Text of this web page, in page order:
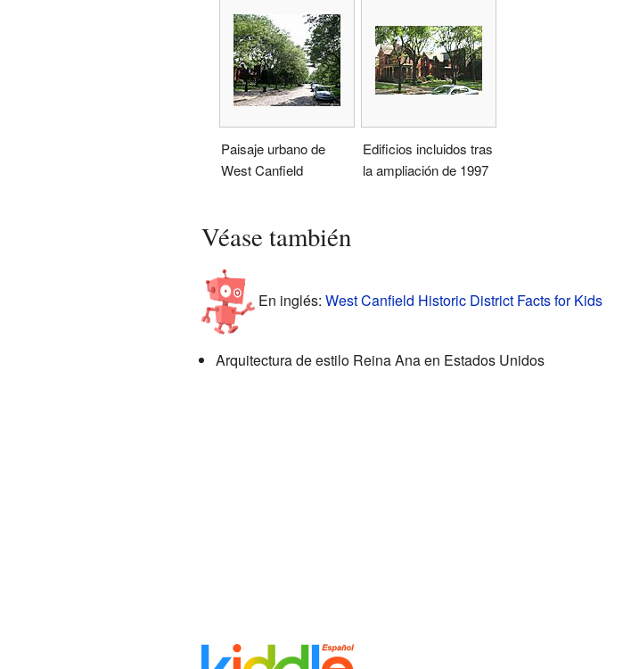
Paisaje urbano de
West Canfield
Edificios incluidos tras
la ampliación de 1997
Véase también
En inglés: West Canfield Historic District Facts for Kids
Arquitectura de estilo Reina Ana en Estados Unidos